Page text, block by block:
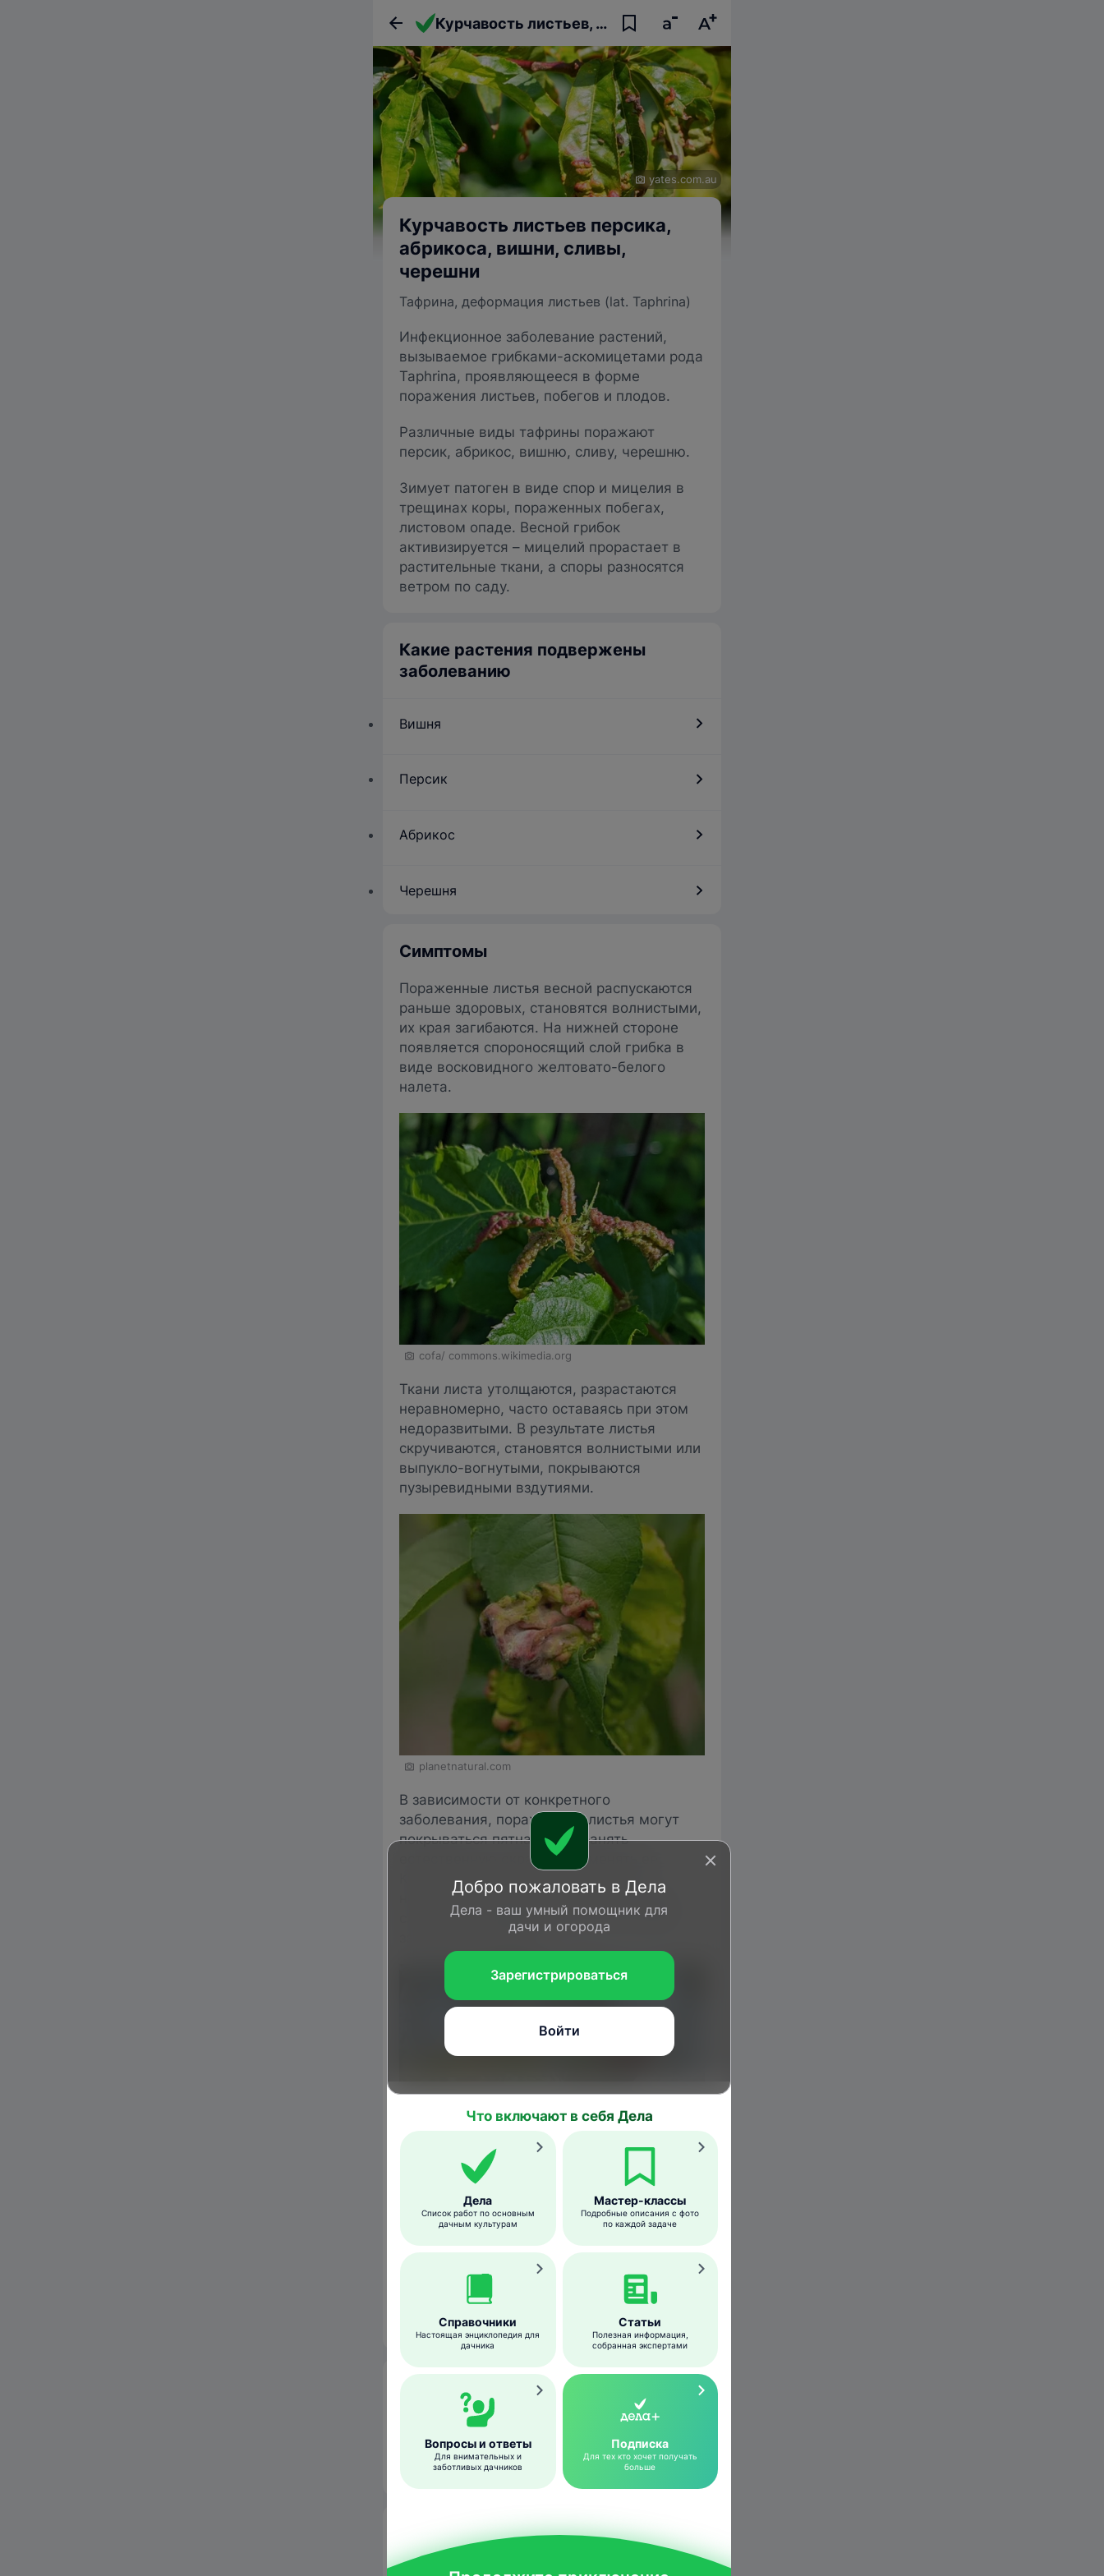
Курчавость листьев, или тафрина, или деформация листьев персика, абрикоса, вишни, сливы, черешни
yates.com.au
Курчавость листьев персика,
абрикоса, вишни, сливы,
черешни
Тафрина, деформация листьев (lat. Taphrina)
Инфекционное заболевание растений,
вызываемое грибками-аскомицетами рода
Taphrina, проявляющееся в форме
поражения листьев, побегов и плодов.
Различные виды тафрины поражают
персик, абрикос, вишню, сливу, черешню.
Зимует патоген в виде спор и мицелия в
трещинах коры, пораженных побегах,
листовом опаде. Весной грибок
активизируется – мицелий прорастает в
растительные ткани, а споры разносятся
ветром по саду.
Какие растения подвержены
заболеванию
Вишня
Персик
Абрикос
Черешня
Симптомы
Пораженные листья весной распускаются
раньше здоровых, становятся волнистыми,
их края загибаются. На нижней стороне
появляется спороносящий слой грибка в
виде восковидного желтовато-белого
налета.
cofa/ commons.wikimedia.org
Ткани листа утолщаются, разрастаются
неравномерно, часто оставаясь при этом
недоразвитыми. В результате листья
скручиваются, становятся волнистыми или
выпукло-вогнутыми, покрываются
пузыревидными вздутиями.
planetnatural.com
В зависимости от конкретного
заболевания, пораженные листья могут
покрываться пятнами, сохранять
естественную окраску или менять ее.
Курчавость может сопровождаться
некрозом (отмиранием тканей), в таких
случаях деформированные листья рано
засыхают и опадают.
omafra.gov.on.ca
При интенсивном развитии заболевания
могут страдать и плоды –
они формируются мелкими и безвкусными
(например при курчавости листьев
персика).
Условия развития
Холодная и влажная погода в начале
весны является фактором,
способствующим развитию болезни.
Меры борьбы и профилактики
Для лечения и профилактики заражения
Добро пожаловать в Дела
Дела - ваш умный помощник для
дачи и огорода
Зарегистрироваться
Войти
Что включают в себя Дела
Дела
Список работ по основным
дачным культурам
Мастер-классы
Подробные описания с фото
по каждой задаче
Справочники
Настоящая энциклопедия для
дачника
Статьи
Полезная информация,
собранная экспертами
Вопросы и ответы
Для внимательных и
заботливых дачников
Подписка
Для тех кто хочет получать
больше